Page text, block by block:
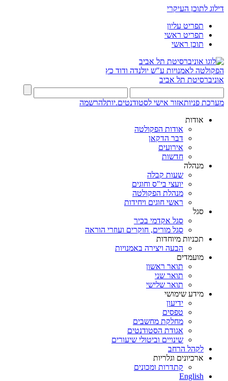
דילוג לתוכן העיקרי
תפריט עליון
תפריט ראשי
תוכן ראשי
הפקולטה לאמנויות ע"ש יולנדה ודוד כץ
אוניברסיטת תל אביב
מערכת פניותאזור אישי לסטודנטים.יותלהרשמה
אודות
אודות הפקולטה
דבר הדקאן
אירועים
חדשות
מנהלה
שעות קבלה
יועצי בי"ס וחוגים
מנהלת הפקולטה
ראשי חוגים ויחידות
סגל
סגל אקדמי בכיר
סגל מורים, חוקרים ועוזרי הוראה
תכניות מיוחדות
הבעה ויצירה באמנויות
מועמדים
תואר ראשון
תואר שני
תואר שלישי
מידע שימושי
ידיעון
טפסים
מחלקת מחשבים
אגודת הסטודנטים
שינויים וביטולי שיעורים
לקהל הרחב
ארכיונים וגלריות
קתדרות ומכונים
English